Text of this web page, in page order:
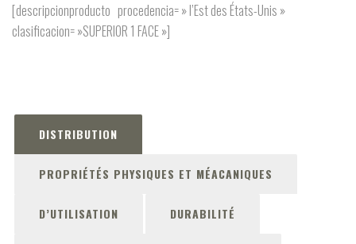
[descripcionproducto procedencia= » l’Est des États-Unis »
clasificacion= »SUPERIOR 1 FACE »]
DISTRIBUTION
PROPRIÉTÉS PHYSIQUES ET MÉACANIQUES
D’UTILISATION DURABILITÉ